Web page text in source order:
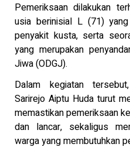
Pemeriksaan dilakukan
usia berinisial L (71)
penyakit kusta, serta
yang merupakan
Jiwa (ODGJ).
Dalam kegiatan
Sarirejo Aiptu Huda turut
memastikan pemeriksaan
dan lancar, sekaligus
warga yang membutuhkan